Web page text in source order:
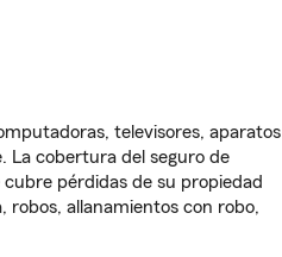
televisores, aparatos
La cobertura del seguro de
pérdidas de su propiedad
robos, allanamientos con robo,